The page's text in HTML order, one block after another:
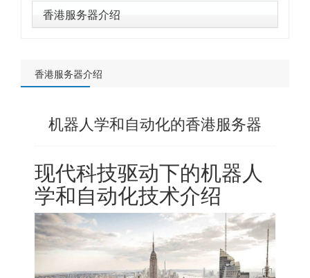
香港服务器介绍
香港服务器介绍
机器人学和自动化的香港服务器
现代科技驱动下的机器人
学和自动化技术介绍